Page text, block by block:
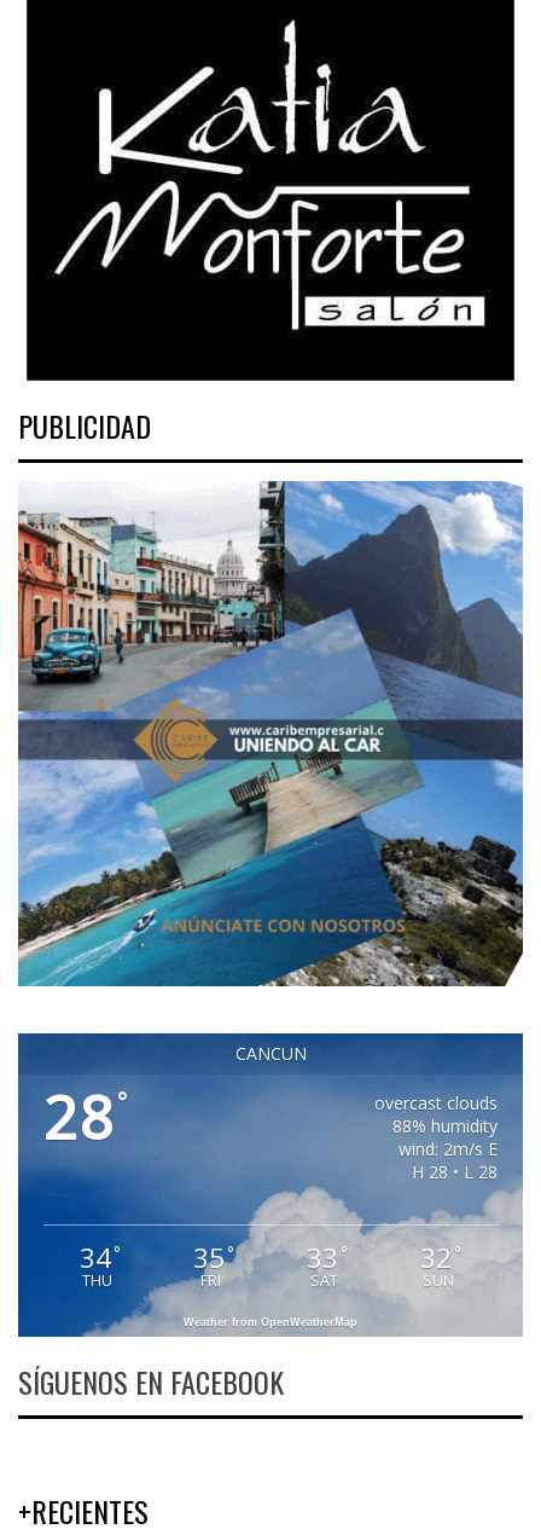
PUBLICIDAD
CANCUN
28°
overcast clouds
88% humidity
wind: 2m/s E
H 28 • L 28
34°
THU
35°
FRI
33 °
SAT
32 °
SUN
Weather from OpenWeatherMap
SÍGUENOS EN FACEBOOK
+RECIENTES